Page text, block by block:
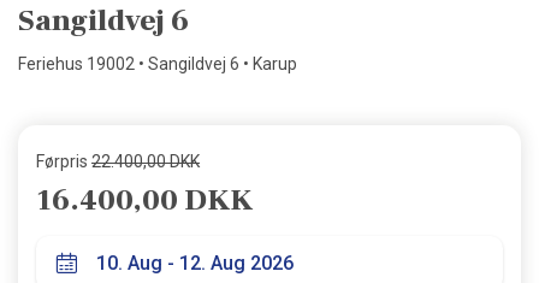
Sangildvej 6
Feriehus 19002 • Sangildvej 6 • Karup
Førpris 22.400,00 DKK
16.400,00 DKK